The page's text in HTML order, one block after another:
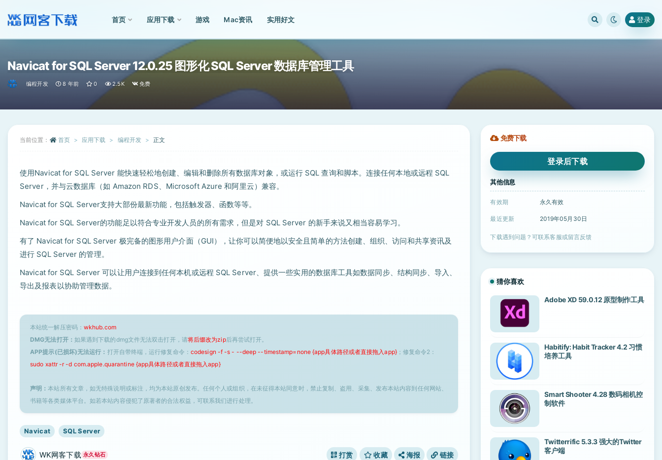
首页 应用下载 游戏 Mac资讯 实用好文 登录
Navicat for SQL Server 12.0.25 图形化 SQL Server 数据库管理工具
编程开发 8 年前 0 2.5K 免费
当前位置： 首页 应用下载 编程开发 正文
使用Navicat for SQL Server 能快速轻松地创建、编辑和删除所有数据库对象，或运行 SQL 查询和脚本。连接任何本地或远程 SQL
Server，并与云数据库（如 Amazon RDS、Microsoft Azure 和阿里云）兼容。
Navicat for SQL Server支持大部份最新功能，包括触发器、函数等等。
Navicat for SQL Server的功能足以符合专业开发人员的所有需求，但是对 SQL Server 的新手来说又相当容易学习。
有了 Navicat for SQL Server 极完备的图形用户介面（GUI），让你可以简便地以安全且简单的方法创建、组织、访问和共享资讯及
进行 SQL Server 的管理。
Navicat for SQL Server 可以让用户连接到任何本机或远程 SQL Server、提供一些实用的数据库工具如数据同步、结构同步、导入、
导出及报表以协助管理数据。
本站统一解压密码： wkhub.com
DMG无法打开： 如果遇到下载的dmg文件无法双击打开，请将后缀改为zip后再尝试打开。
APP提示(已损坏)无法运行： 打开自带终端，运行修复命令： codesign -f -s - --deep --timestamp=none {app具体路径或者直接拖入app}；修复命令2：
sudo xattr -r -d com.apple.quarantine {app具体路径或者直接拖入app}
声明：本站所有文章，如无特殊说明或标注，均为本站原创发布。任何个人或组织，在未征得本站同意时，禁止复制、盗用、采集、发布本站内容到任何网站、
书籍等各类媒体平台。如若本站内容侵犯了原著者的合法权益，可联系我们进行处理。
Navicat SQL Server
WK网客下载 永久钻石 打赏 收藏 海报 链接
免费下载
登录后下载
其他信息
有效期 永久有效
最近更新 2019年05月30日
下载遇到问题？可联系客服或留言反馈
猜你喜欢
Adobe XD 59.0.12 原型制作工具
Habitify: Habit Tracker 4.2 习惯
培养工具
Smart Shooter 4.28 数码相机控
制软件
Twitterrific 5.3.3 强大的Twitter
客户端